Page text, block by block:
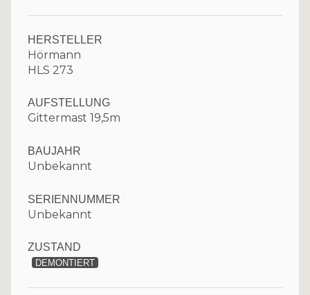
HERSTELLER
Hörmann
HLS 273
AUFSTELLUNG
Gittermast 19,5m
BAUJAHR
Unbekannt
SERIENNUMMER
Unbekannt
ZUSTAND
DEMONTIERT